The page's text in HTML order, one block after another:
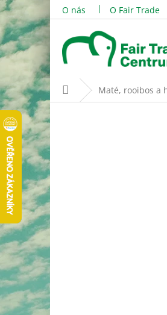
Přejít
na
obsah
O nás O Fair Trade
Domů Maté, rooibos a